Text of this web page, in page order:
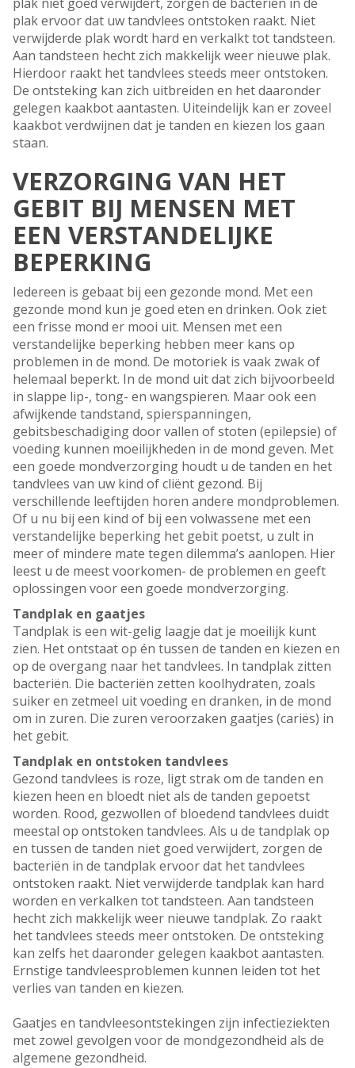
plak ervoor dat uw tandvlees ontstoken raakt. Niet
verwijderde plak wordt hard en verkalkt tot tandsteen.
Aan tandsteen hecht zich makkelijk weer nieuwe plak.
Hierdoor raakt het tandvlees steeds meer ontstoken.
De ontsteking kan zich uitbreiden en het daaronder
gelegen kaakbot aantasten. Uiteindelijk kan er zoveel
kaakbot verdwijnen dat je tanden en kiezen los gaan
staan.
VERZORGING VAN HET
GEBIT BIJ MENSEN MET
EEN VERSTANDELIJKE
BEPERKING
Iedereen is gebaat bij een gezonde mond. Met een
gezonde mond kun je goed eten en drinken. Ook ziet
een frisse mond er mooi uit. Mensen met een
verstandelijke beperking hebben meer kans op
problemen in de mond. De motoriek is vaak zwak of
helemaal beperkt. In de mond uit dat zich bijvoorbeeld
in slappe lip-, tong- en wangspieren. Maar ook een
afwijkende tandstand, spierspanningen,
gebitsbeschadiging door vallen of stoten (epilepsie) of
voeding kunnen moeilijkheden in de mond geven. Met
een goede mondverzorging houdt u de tanden en het
tandvlees van uw kind of cliënt gezond. Bij
verschillende leeftijden horen andere mondproblemen.
Of u nu bij een kind of bij een volwassene met een
verstandelijke beperking het gebit poetst, u zult in
meer of mindere mate tegen dilemma’s aanlopen. Hier
leest u de meest voorkomen- de problemen en geeft
oplossingen voor een goede mondverzorging.
Tandplak en gaatjes
Tandplak is een wit-gelig laagje dat je moeilijk kunt
zien. Het ontstaat op én tussen de tanden en kiezen en
op de overgang naar het tandvlees. In tandplak zitten
bacteriën. Die bacteriën zetten koolhydraten, zoals
suiker en zetmeel uit voeding en dranken, in de mond
om in zuren. Die zuren veroorzaken gaatjes (cariës) in
het gebit.
Tandplak en ontstoken tandvlees
Gezond tandvlees is roze, ligt strak om de tanden en
kiezen heen en bloedt niet als de tanden gepoetst
worden. Rood, gezwollen of bloedend tandvlees duidt
meestal op ontstoken tandvlees. Als u de tandplak op
en tussen de tanden niet goed verwijdert, zorgen de
bacteriën in de tandplak ervoor dat het tandvlees
ontstoken raakt. Niet verwijderde tandplak kan hard
worden en verkalken tot tandsteen. Aan tandsteen
hecht zich makkelijk weer nieuwe tandplak. Zo raakt
het tandvlees steeds meer ontstoken. De ontsteking
kan zelfs het daaronder gelegen kaakbot aantasten.
Ernstige tandvleesproblemen kunnen leiden tot het
verlies van tanden en kiezen.
Gaatjes en tandvleesontstekingen zijn infectieziekten
met zowel gevolgen voor de mondgezondheid als de
algemene gezondheid.